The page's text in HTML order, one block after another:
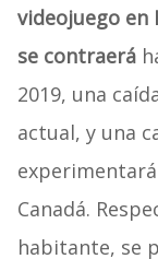
videojuego en
se contraerá
2019, una
actual, y una
Canadá.
habitante, se